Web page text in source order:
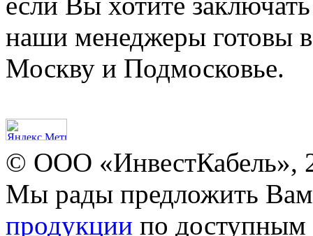
наши менеджеры готовы
Москву и Подмосковье.
© ООО «ИнвестКабель»,
Мы рады предложить
продукции по доступным